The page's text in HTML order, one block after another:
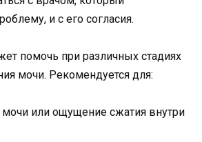
и с его согласия.
помочь при различных стадиях
мочи. Рекомендуется для:
или ощущение сжатия внутри